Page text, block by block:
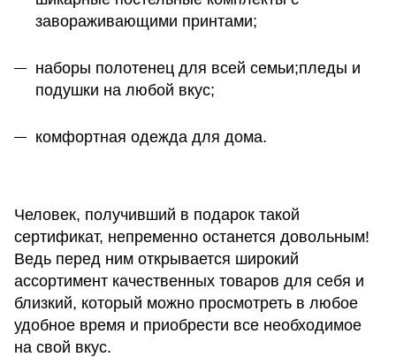
завораживающими принтами;
наборы полотенец для всей семьи;пледы и
подушки на любой вкус;
комфортная одежда для дома.
Человек, получивший в подарок такой
сертификат, непременно останется довольным!
Ведь перед ним открывается широкий
ассортимент качественных товаров для себя и
близкий, который можно просмотреть в любое
удобное время и приобрести все необходимое
на свой вкус.